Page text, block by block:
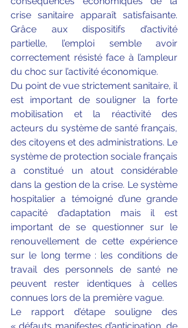
crise sanitaire apparaît satisfaisante.
Grâce aux dispositifs d’activité
partielle, l’emploi semble avoir
correctement résisté face à l’ampleur
du choc sur l’activité économique.
Du point de vue strictement sanitaire, il
est important de souligner la forte
mobilisation et la réactivité des
acteurs du système de santé français,
des citoyens et des administrations. Le
système de protection sociale français
a constitué un atout considérable
dans la gestion de la crise. Le système
hospitalier a témoigné d’une grande
capacité d’adaptation mais il est
important de se questionner sur le
renouvellement de cette expérience
sur le long terme : les conditions de
travail des personnels de santé ne
peuvent rester identiques à celles
connues lors de la première vague.
Le rapport d’étape souligne des